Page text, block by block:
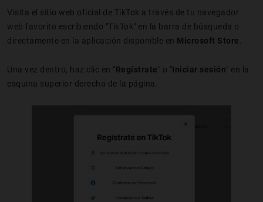
Visita el sitio web oficial de TikTok a través de tu navegador
web favorito escribiendo "TikTok" en la barra de búsqueda o
directamente en la aplicación disponible en Microsoft Store
Una vez dentro, haz clic en " Regístrate" o "Iniciar sesión" en la
esquina superior derecha de la página.